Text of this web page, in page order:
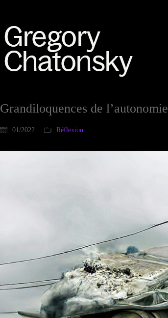
Grandiloquences de l’autonomie
01/2022 Réflexion